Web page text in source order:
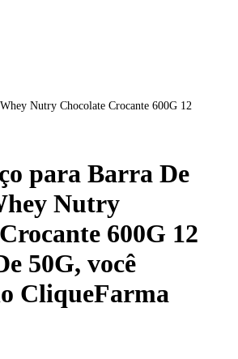
Nutry Chocolate Crocante 600G 12
para Barra De
Nutry
600G 12
50G, você
CliqueFarma